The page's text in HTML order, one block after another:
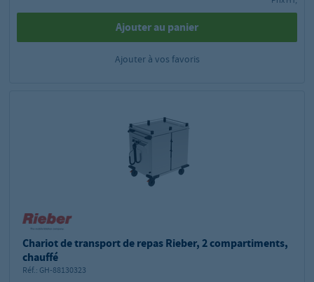
Ajouter au panier
Ajouter à vos favoris
Chariot de transport de repas Rieber, 2 compartiments,
chauffé
Réf.: GH-88130323